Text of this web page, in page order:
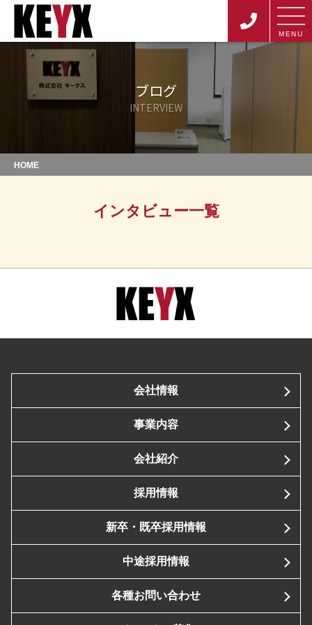
ブログ
INTERVIEW
MENU
HOME
インタビュー一覧
会社情報
事業内容
会社紹介
採用情報
新卒・既卒採用情報
中途採用情報
各種お問い合わせ